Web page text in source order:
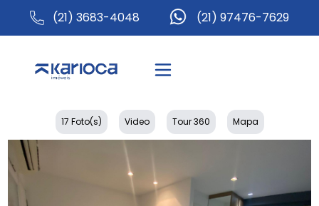
(21) 3683-4048 (21) 97476-7629
17 Foto(s) Video Tour 360 Mapa